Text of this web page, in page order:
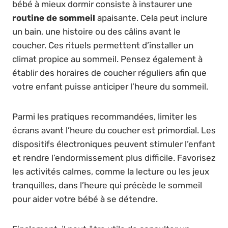
bébé à mieux dormir consiste à instaurer une
routine de sommeil apaisante. Cela peut inclure
un bain, une histoire ou des câlins avant le
coucher. Ces rituels permettent d’installer un
climat propice au sommeil. Pensez également à
établir des horaires de coucher réguliers afin que
votre enfant puisse anticiper l’heure du sommeil.
Parmi les pratiques recommandées, limiter les
écrans avant l’heure du coucher est primordial. Les
dispositifs électroniques peuvent stimuler l’enfant
et rendre l’endormissement plus difficile. Favorisez
les activités calmes, comme la lecture ou les jeux
tranquilles, dans l’heure qui précède le sommeil
pour aider votre bébé à se détendre.